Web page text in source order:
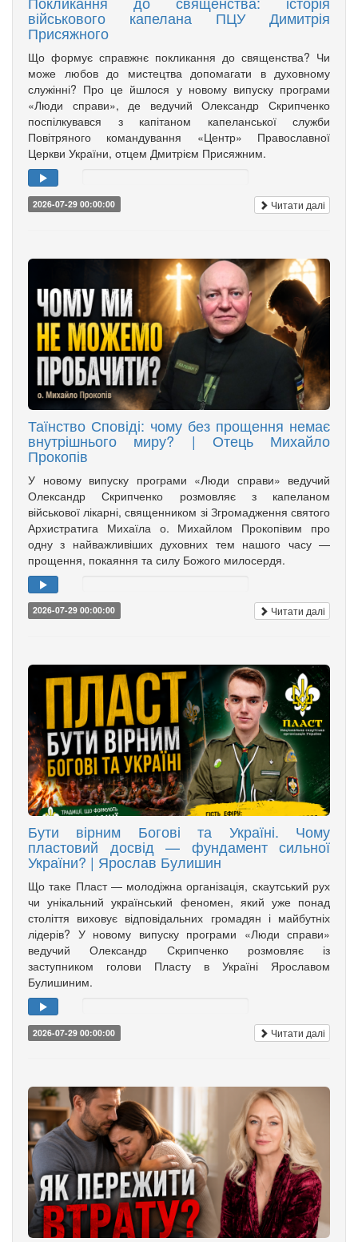
військового капелана ПЦУ Димитрія
Присяжного
Що формує справжнє покликання до священства? Чи
може любов до мистецтва допомагати в духовному
служінні? Про це йшлося у новому випуску програми
«Люди справи», де ведучий Олександр Скрипченко
поспілкувався з капітаном капеланської служби
Повітряного командування «Центр» Православної
Церкви України, отцем Дмитрієм Присяжним.
2026-07-29 00:00:00 Читати далі
Таїнство Сповіді: чому без прощення немає
внутрішнього миру? | Отець Михайло
Прокопів
У новому випуску програми «Люди справи» ведучий
Олександр Скрипченко розмовляє з капеланом
військової лікарні, священником зі Згромадження святого
Архистратига Михаїла о. Михайлом Прокопівим про
одну з найважливіших духовних тем нашого часу —
прощення, покаяння та силу Божого милосердя.
2026-07-29 00:00:00 Читати далі
Бути вірним Богові та Україні. Чому
пластовий досвід — фундамент сильної
України? | Ярослав Булишин
Що таке Пласт — молодіжна організація, скаутський рух
чи унікальний український феномен, який уже понад
століття виховує відповідальних громадян і майбутніх
лідерів? У новому випуску програми «Люди справи»
ведучий Олександр Скрипченко розмовляє із
заступником голови Пласту в Україні Ярославом
Булишиним.
2026-07-29 00:00:00 Читати далі